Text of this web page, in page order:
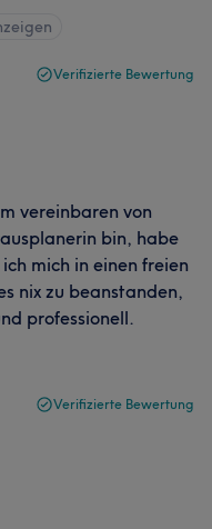
Verifizierte Bewertung
vereinbaren von
bin, habe
mich in einen freien
nix zu beanstanden,
professionell.
Verifizierte Bewertung